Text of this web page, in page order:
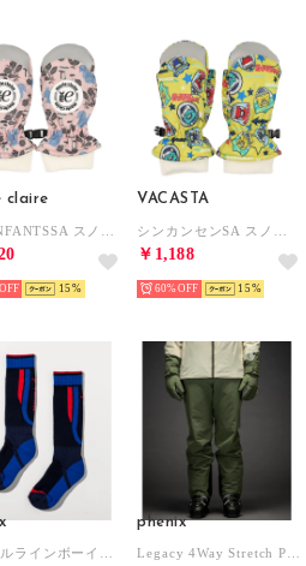
claire
15
VACASTA
￥1,188
60% 15
phenix